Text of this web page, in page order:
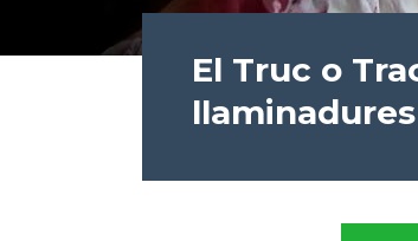
El Truc o